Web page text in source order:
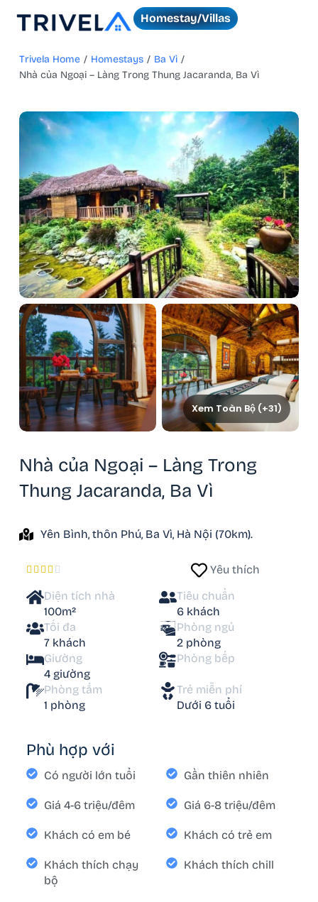
Homestay/Villas
Trivela Home / Homestays / Ba Vì /
Nhà của Ngoại – Làng Trong Thung Jacaranda, Ba Vì
Xem Toàn Bộ (+31)
Nhà của Ngoại – Làng Trong
Thung Jacaranda, Ba Vì
Yên Bình, thôn Phú, Ba Vì, Hà Nội (70km).
    
Yêu thích
Diện tích nhà
100m²
Tiêu chuẩn
6 khách
Tối đa
7 khách
Phòng ngủ
2 phòng
Giường
4 giường
Phòng bếp
Phòng tắm
1 phòng
Trẻ miễn phí
Dưới 6 tuổi
Phù hợp với
Có người lớn tuổi Gần thiên nhiên
Giá 4-6 triệu/đêm Giá 6-8 triệu/đêm
Khách có em bé Khách có trẻ em
Khách thích chạy
bộ
Khách thích chill